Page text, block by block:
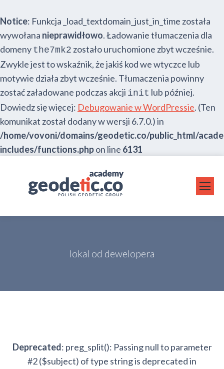
Notice: Funkcja _load_textdomain_just_in_time została
wywołana nieprawidłowo. Ładowanie tłumaczenia dla
domeny the7mk2 zostało uruchomione zbyt wcześnie.
Zwykle jest to wskaźnik, że jakiś kod we wtyczce lub
motywie działa zbyt wcześnie. Tłumaczenia powinny
zostać załadowane podczas akcji init lub później.
Dowiedz się więcej: Debugowanie w WordPressie. (Ten
komunikat został dodany w wersji 6.7.0.) in
/home/vovoni/domains/geodetic.co/public_html/
includes/functions.phpon line 6131
lokal od dewelopera
Deprecated: preg_split(): Passing null to parameter
#2 ($subject) of type string is deprecated in